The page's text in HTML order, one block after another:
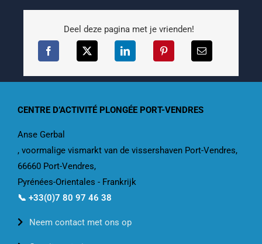
Deel deze pagina met je vrienden!
CENTRE D’ACTIVITÉ PLONGÉE PORT-VENDRES
Anse Gerbal
, voormalige vismarkt van de vissershaven Port-Vendres,
66660 Port-Vendres,
Pyrénées-Orientales - Frankrijk
📞 +33(0)7 80 97 46 38
Neem contact met ons op